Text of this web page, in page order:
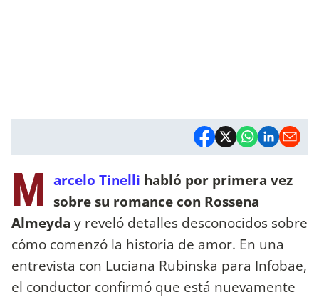
M arcelo Tinelli habló por primera vez
sobre su romance con Rossena
Almeyda y reveló detalles desconocidos sobre
cómo comenzó la historia de amor. En una
entrevista con Luciana Rubinska para Infobae,
el conductor confirmó que está nuevamente